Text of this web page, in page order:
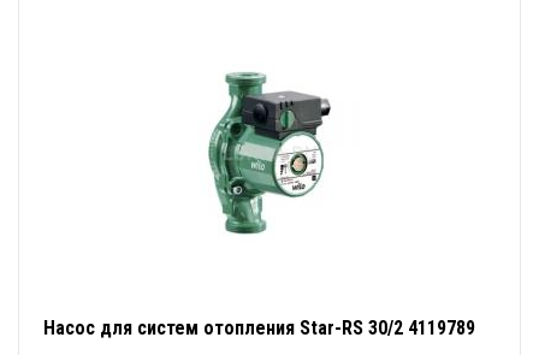
Насос для систем отопления Star-RS 30/2 4119789